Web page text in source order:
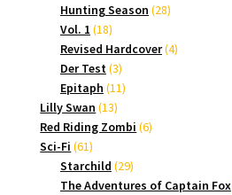
Produkte
Hunting Season 2828
Vol. 1 1818
Produkte
Revised Hardcover 44
Der Test 33
Produkte
Epitaph 1111
Lilly Swan 1313
Produkte
Red Riding Zombi 66
Sci-Fi 6161
Produkte
Starchild 2929
Produkte
The Adventures of Captain Fox